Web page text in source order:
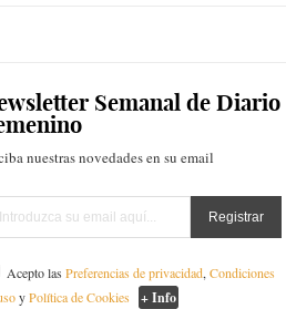
Semanal de Diario
nuestras novedades en su email
Acepto lasPreferencias de privacidad,Condiciones
yPolítica de Cookies + Info